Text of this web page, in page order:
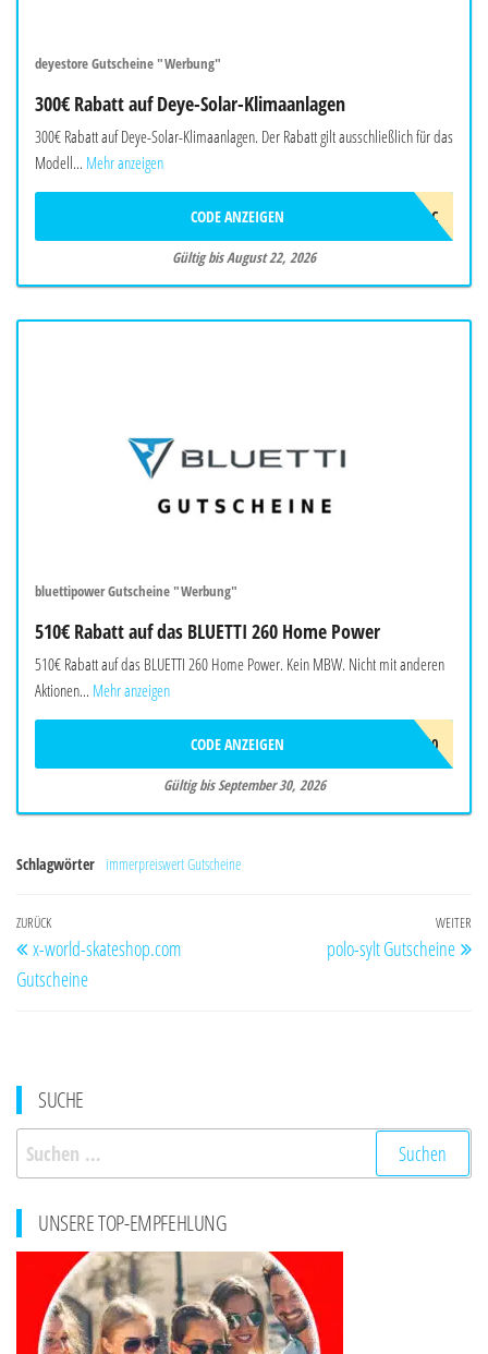
deyestore Gutscheine "Werbung"
300€ Rabatt auf Deye-Solar-Klimaanlagen
300€ Rabatt auf Deye-Solar-Klimaanlagen. Der Rabatt gilt ausschließlich für das
Modell... Mehr anzeigen
2026DEYEAWINAC
CODE ANZEIGEN
Gültig bis August 22, 2026
bluettipower Gutscheine "Werbung"
510€ Rabatt auf das BLUETTI 260 Home Power
510€ Rabatt auf das BLUETTI 260 Home Power. Kein MBW. Nicht mit anderen
Aktionen... Mehr anzeigen
BALAFF510
CODE ANZEIGEN
Gültig bis September 30, 2026
Schlagwörter immerpreiswert Gutscheine
Beitragsnavigation
Vorheriger
Beitrag
ZURÜCK
x-world-skateshop.com
Gutscheine
WEITER
polo-sylt Gutscheine
SUCHE
Suchen
nach:
UNSERE TOP-EMPFEHLUNG